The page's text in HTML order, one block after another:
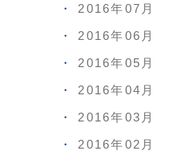
2016年07月
2016年06月
2016年05月
2016年04月
2016年03月
2016年02月